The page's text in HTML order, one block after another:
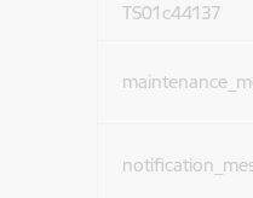
TS01c44137